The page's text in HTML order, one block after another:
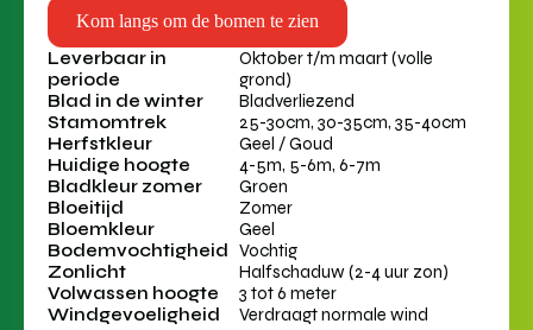
Kom langs om de bomen te zien
Leverbaar in
periode
Oktober t/m maart (volle
grond)
Blad in de winter
Bladverliezend
Stamomtrek
25-30cm, 30-35cm, 35-40cm
Herfstkleur
Geel / Goud
Huidige hoogte
4-5m, 5-6m, 6-7m
Bladkleur zomer
Groen
Bloeitijd
Zomer
Bloemkleur
Geel
Bodemvochtigheid Vochtig
Zonlicht
Halfschaduw (2-4 uur zon)
Volwassen hoogte
3 tot 6 meter
Windgevoeligheid
Verdraagt normale wind